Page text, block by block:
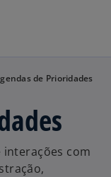
de Prioridades
interações com